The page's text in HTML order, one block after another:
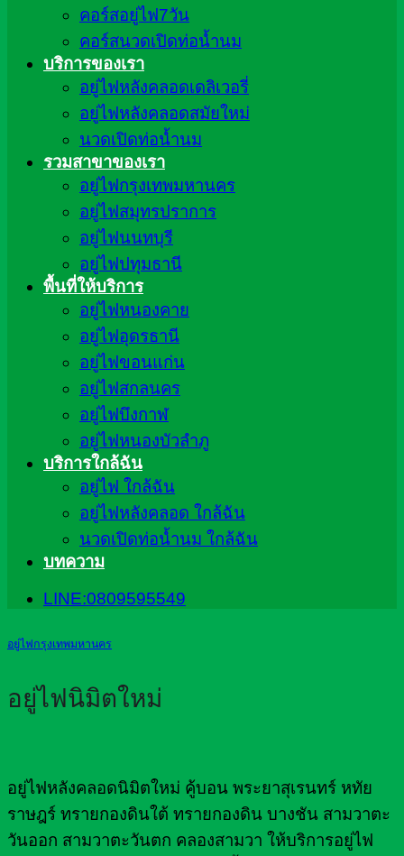
คอร์สอยู่ไฟ7วัน
คอร์สนวดเปิดท่อน้ำนม
บริการของเรา
อยู่ไฟหลังคลอดเดลิเวอรี่
อยู่ไฟหลังคลอดสมัยใหม่
นวดเปิดท่อน้ำนม
รวมสาขาของเรา
อยู่ไฟกรุงเทพมหานคร
อยู่ไฟสมุทรปราการ
อยู่ไฟนนทบุรี
อยู่ไฟปทุมธานี
พื้นที่ให้บริการ
อยู่ไฟหนองคาย
อยู่ไฟอุดรธานี
อยู่ไฟขอนแก่น
อยู่ไฟสกลนคร
อยู่ไฟบึงกาฬ
อยู่ไฟหนองบัวลำภู
บริการใกล้ฉัน
อยู่ไฟ ใกล้ฉัน
อยู่ไฟหลังคลอด ใกล้ฉัน
นวดเปิดท่อน้ำนม ใกล้ฉัน
บทความ
LINE:0809595549
อยู่ไฟกรุงเทพมหานคร
อยู่ไฟนิมิตใหม่
อยู่ไฟหลังคลอดนิมิตใหม่ คู้บอน พระยาสุเรนทร์ หทัย
ราษฎร์ ทรายกองดินใต้ ทรายกองดิน บางชัน สามวาตะ
วันออก สามวาตะวันตก คลองสามวา ให้บริการอยู่ไฟ